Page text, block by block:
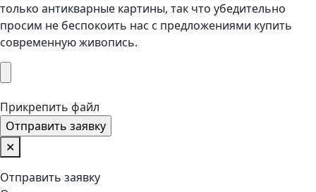
только антикварные картины, так что убедительно
просим не беспокоить нас с предложениями купить
современную живопись.
Прикрепить файл
✕
Отправить заявку